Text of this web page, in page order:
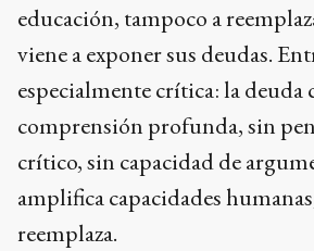
educación, tampoco a
viene a exponer sus deudas.
especialmente crítica: la deuda
comprensión profunda, sin
crítico, sin capacidad de
amplifica capacidades
reemplaza.